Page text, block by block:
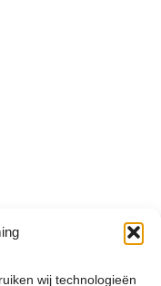
wij technologieën